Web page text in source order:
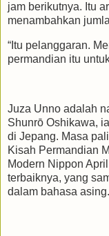
jam berikutnya. Itu
menambahkan
“Itu pelanggaran.
permandian itu
Juza Unno adalah
Shunrō Oshikawa,
di Jepang. Masa
Kisah Permandian
Modern Nippon
terbaiknya, yang
dalam bahasa asing.